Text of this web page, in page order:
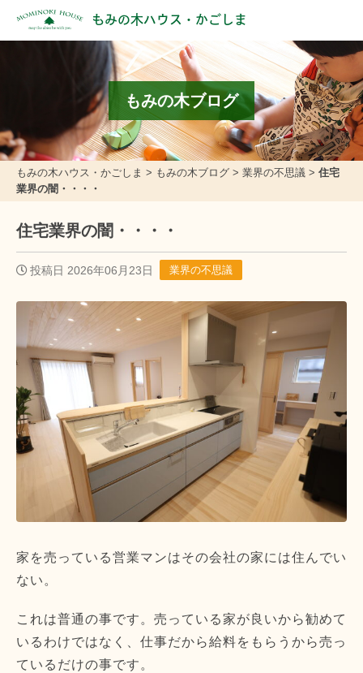
もみの木ハウス・かごしま
もみの木ブログ
もみの木ハウス・かごしま > もみの木ブログ > 業界の不思議 > 住宅
業界の闇・・・・
住宅業界の闇・・・・
投稿日 2026年06月23日 業界の不思議
家を売っている営業マンはその会社の家には住んでい
ない。
これは普通の事です。売っている家が良いから勧めて
いるわけではなく、仕事だから給料をもらうから売っ
ているだけの事です。